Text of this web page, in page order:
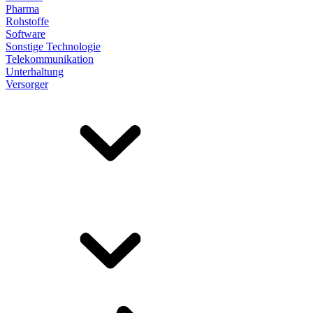
Pharma
Rohstoffe
Software
Sonstige Technologie
Telekommunikation
Unterhaltung
Versorger